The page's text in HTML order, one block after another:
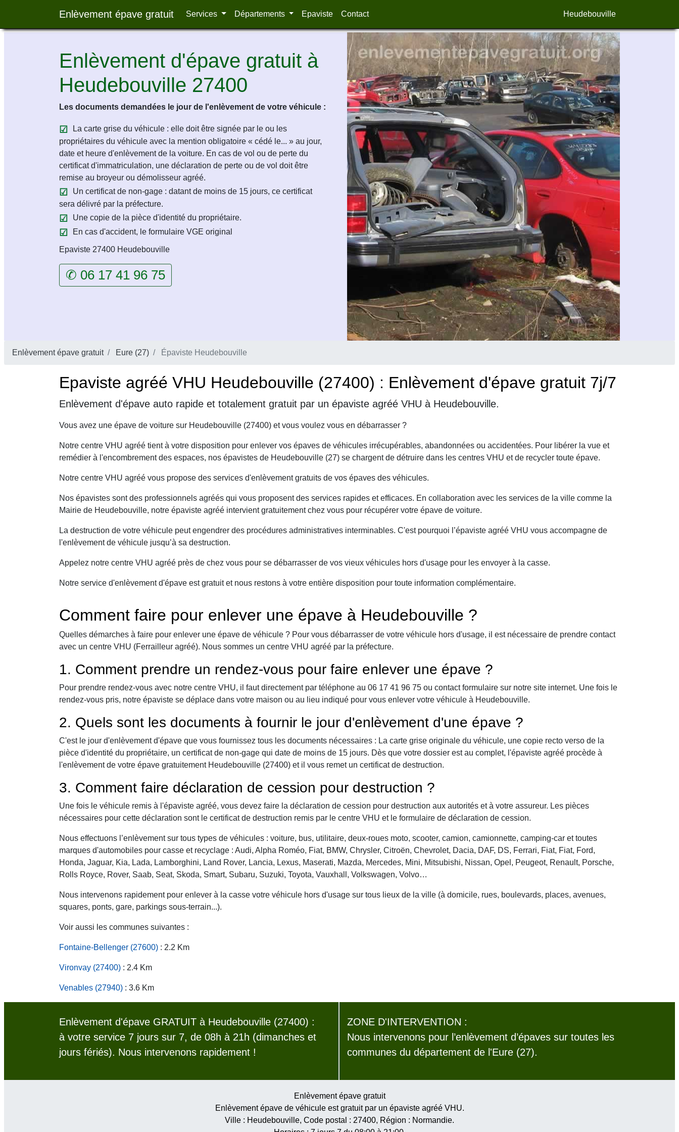
Enlèvement épave gratuit Services Départements Epaviste Contact Heudebouville
Enlèvement d'épave gratuit à
Heudebouville 27400
Les documents demandées le jour de l'enlèvement de votre véhicule :
La carte grise du véhicule : elle doit être signée par le ou les
propriétaires du véhicule avec la mention obligatoire « cédé le... » au jour,
date et heure d'enlèvement de la voiture. En cas de vol ou de perte du
certificat d'immatriculation, une déclaration de perte ou de vol doit être
remise au broyeur ou démolisseur agréé.
Un certificat de non-gage : datant de moins de 15 jours, ce certificat
sera délivré par la préfecture.
Une copie de la pièce d'identité du propriétaire.
En cas d'accident, le formulaire VGE original
Epaviste 27400 Heudebouville
✆ 06 17 41 96 75
Enlèvement épave gratuit Eure (27) Épaviste Heudebouville
Epaviste agréé VHU Heudebouville (27400) : Enlèvement d'épave gratuit 7j/7
Enlèvement d'épave auto rapide et totalement gratuit par un épaviste agréé VHU à Heudebouville.
Vous avez une épave de voiture sur Heudebouville (27400) et vous voulez vous en débarrasser ?
Notre centre VHU agréé tient à votre disposition pour enlever vos épaves de véhicules irrécupérables, abandonnées ou accidentées. Pour libérer la vue et
remédier à l'encombrement des espaces, nos épavistes de Heudebouville (27) se chargent de détruire dans les centres VHU et de recycler toute épave.
Notre centre VHU agréé vous propose des services d'enlèvement gratuits de vos épaves des véhicules.
Nos épavistes sont des professionnels agréés qui vous proposent des services rapides et efficaces. En collaboration avec les services de la ville comme la
Mairie de Heudebouville, notre épaviste agréé intervient gratuitement chez vous pour récupérer votre épave de voiture.
La destruction de votre véhicule peut engendrer des procédures administratives interminables. C'est pourquoi l’épaviste agréé VHU vous accompagne de
l'enlèvement de véhicule jusqu’à sa destruction.
Appelez notre centre VHU agréé près de chez vous pour se débarrasser de vos vieux véhicules hors d'usage pour les envoyer à la casse.
Notre service d'enlèvement d'épave est gratuit et nous restons à votre entière disposition pour toute information complémentaire.
Comment faire pour enlever une épave à Heudebouville ?
Quelles démarches à faire pour enlever une épave de véhicule ? Pour vous débarrasser de votre véhicule hors d'usage, il est nécessaire de prendre contact
avec un centre VHU (Ferrailleur agréé). Nous sommes un centre VHU agréé par la préfecture.
1. Comment prendre un rendez-vous pour faire enlever une épave ?
Pour prendre rendez-vous avec notre centre VHU, il faut directement par téléphone au 06 17 41 96 75 ou contact formulaire sur notre site internet. Une fois le
rendez-vous pris, notre épaviste se déplace dans votre maison ou au lieu indiqué pour vous enlever votre véhicule à Heudebouville.
2. Quels sont les documents à fournir le jour d'enlèvement d'une épave ?
C'est le jour d'enlèvement d'épave que vous fournissez tous les documents nécessaires : La carte grise originale du véhicule, une copie recto verso de la
pièce d'identité du propriétaire, un certificat de non-gage qui date de moins de 15 jours. Dès que votre dossier est au complet, l'épaviste agréé procède à
l'enlèvement de votre épave gratuitement Heudebouville (27400) et il vous remet un certificat de destruction.
3. Comment faire déclaration de cession pour destruction ?
Une fois le véhicule remis à l'épaviste agréé, vous devez faire la déclaration de cession pour destruction aux autorités et à votre assureur. Les pièces
nécessaires pour cette déclaration sont le certificat de destruction remis par le centre VHU et le formulaire de déclaration de cession.
Nous effectuons l’enlèvement sur tous types de véhicules : voiture, bus, utilitaire, deux-roues moto, scooter, camion, camionnette, camping-car et toutes
marques d'automobiles pour casse et recyclage : Audi, Alpha Roméo, Fiat, BMW, Chrysler, Citroën, Chevrolet, Dacia, DAF, DS, Ferrari, Fiat, Fiat, Ford,
Honda, Jaguar, Kia, Lada, Lamborghini, Land Rover, Lancia, Lexus, Maserati, Mazda, Mercedes, Mini, Mitsubishi, Nissan, Opel, Peugeot, Renault, Porsche,
Rolls Royce, Rover, Saab, Seat, Skoda, Smart, Subaru, Suzuki, Toyota, Vauxhall, Volkswagen, Volvo…
Nous intervenons rapidement pour enlever à la casse votre véhicule hors d'usage sur tous lieux de la ville (à domicile, rues, boulevards, places, avenues,
squares, ponts, gare, parkings sous-terrain...).
Voir aussi les communes suivantes :
Fontaine-Bellenger (27600) : 2.2 Km
Vironvay (27400) : 2.4 Km
Venables (27940) : 3.6 Km
Enlèvement d'épave GRATUIT à Heudebouville (27400) :
à votre service 7 jours sur 7, de 08h à 21h (dimanches et
jours fériés). Nous intervenons rapidement !
ZONE D'INTERVENTION :
Nous intervenons pour l’enlèvement d’épaves sur toutes les
communes du département de l'Eure (27).
Enlèvement épave gratuit
Enlèvement épave de véhicule est gratuit par un épaviste agréé VHU.
Ville : Heudebouville, Code postal : 27400, Région : Normandie.